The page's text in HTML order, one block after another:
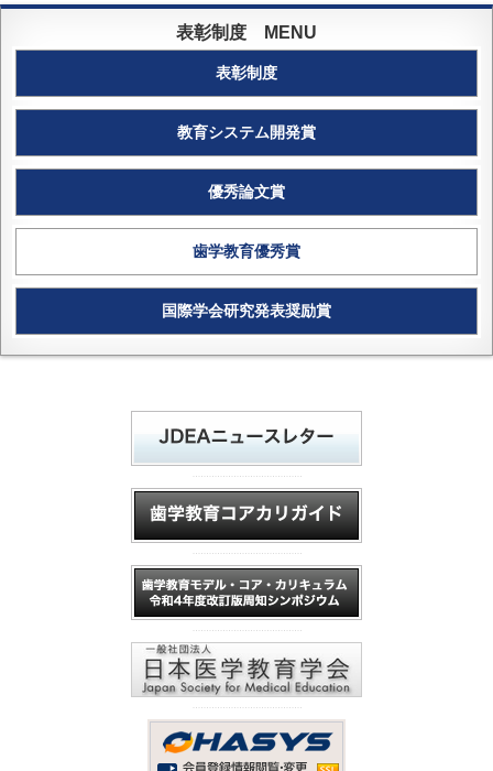
表彰制度
教育システム開発賞
優秀論文賞
歯学教育優秀賞
国際学会研究発表奨励賞